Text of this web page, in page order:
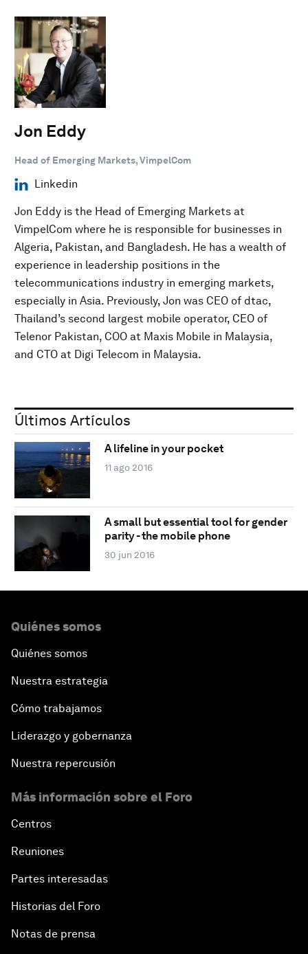
Jon Eddy
Head of Emerging Markets, VimpelCom
Linkedin
Jon Eddy is the Head of Emerging Markets at
VimpelCom where he is responsible for businesses in
Algeria, Pakistan, and Bangladesh. He has a wealth of
experience in leadership positions in the
telecommunications industry in emerging markets,
especially in Asia. Previously, Jon was CEO of dtac,
Thailand’s second largest mobile operator, CEO of
Telenor Pakistan, COO at Maxis Mobile in Malaysia,
and CTO at Digi Telecom in Malaysia.
Últimos Artículos
A lifeline in your pocket
11 ago 2016
A small but essential tool for gender
parity - the mobile phone
30 jun 2016
Quiénes somos
Quiénes somos
Nuestra estrategia
Cómo trabajamos
Liderazgo y gobernanza
Nuestra repercusión
Más información sobre el Foro
Centros
Reuniones
Partes interesadas
Historias del Foro
Notas de prensa